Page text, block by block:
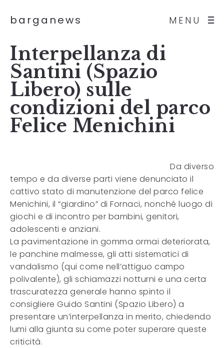
MENU
barganews
Interpellanza di
Santini (Spazio
Libero) sulle
condizioni del parco
Felice Menichini
Da diverso
tempo e da diverse parti viene denunciato il
cattivo stato di manutenzione del parco felice
Menichini, il “giardino” di Fornaci, nonché luogo di
giochi e di incontro per bambini, genitori,
adolescenti e anziani.
La pavimentazione in gomma ormai deteriorata,
le panchine malmesse, gli atti sistematici di
vandalismo (qui come nell’attiguo campo
polivalente), gli schiamazzi notturni e una certa
trascuratezza generale hanno spinto il
consigliere Guido Santini (Spazio Libero) a
presentare un’interpellanza in merito, chiedendo
lumi alla giunta su come poter superare queste
criticità.